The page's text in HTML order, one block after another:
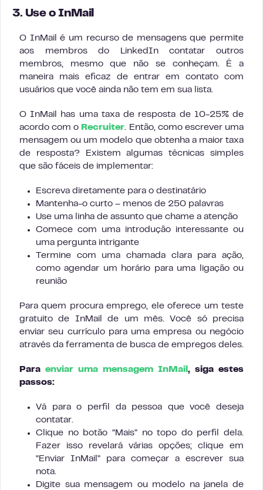
3. Use o InMail
O InMail é um recurso de mensagens que permite
aos membros do LinkedIn contatar outros
membros, mesmo que não se conheçam. É a
maneira mais eficaz de entrar em contato com
usuários que você ainda não tem em sua lista.
O InMail has uma taxa de resposta de 10-25% de
acordo com o Recruiter. Então, como escrever uma
mensagem ou um modelo que obtenha a maior taxa
de resposta? Existem algumas técnicas simples
que são fáceis de implementar:
Escreva diretamente para o destinatário
Mantenha-o curto – menos de 250 palavras
Use uma linha de assunto que chame a atenção
Comece com uma introdução interessante ou
uma pergunta intrigante
Termine com uma chamada clara para ação,
como agendar um horário para uma ligação ou
reunião
Para quem procura emprego, ele oferece um teste
gratuito de InMail de um mês. Você só precisa
enviar seu currículo para uma empresa ou negócio
através da ferramenta de busca de empregos deles.
Para enviar uma mensagem InMail , siga estes
passos:
Vá para o perfil da pessoa que você deseja
contatar.
Clique no botão “Mais” no topo do perfil dela.
Fazer isso revelará várias opções; clique em
“Enviar InMail” para começar a escrever sua
nota.
Digite sua mensagem ou modelo na janela de